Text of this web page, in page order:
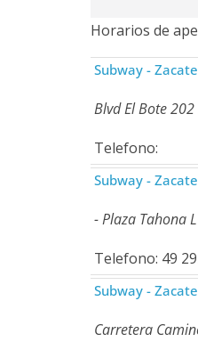
Horarios de
Subway -
Blvd El Bote
Telefono:
Subway -
- Plaza Tahona
Telefono: 49
Subway -
Carretera